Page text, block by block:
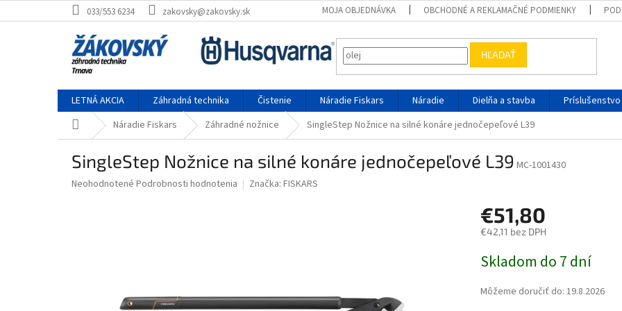
033/553 6234 zakovsky@zakovsky.sk MOJA OBJEDNÁVKA OBCHODNÉ A REKLAMAČNÉ PODMIENKY
HĽADAŤ
LETNÁ AKCIA Záhradná technika Čistenie Náradie Fiskars Náradie Dielňa a stavba Príslušenstvo
DomovNáradie Fiskars Záhradné nožnice SingleStep Nožnice na silné konáre jednočepeľové L39
SingleStep Nožnice na silné konáre jednočepeľové L39 MC-1001430
Priemerné hodnotenie produktu je 0,0 z 5 hviezdičiek.
Neohodnotené Podrobnosti hodnotenia Značka: FISKARS
€51,80
€42,11 bez DPH
Skladom do 7 dní
Môžeme doručiť do: 19.8.2026